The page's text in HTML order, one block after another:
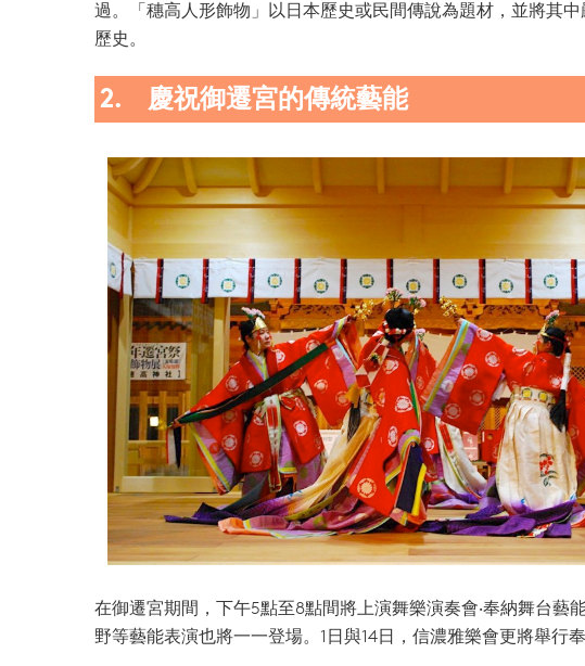
過。「穗高人形飾物」以日本歷史或民間傳說為題材，並將其
歷史。
2. 慶祝御遷宮的傳統藝能
在御遷宮期間，下午5點至8點間將上演舞樂演奏會‧奉納舞台
野等藝能表演也將一一登場。1日與14日，信濃雅樂會更將舉行